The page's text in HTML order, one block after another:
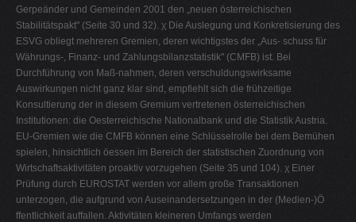
Gerpeänder und Gemeinden 2001 den „neuen österreichischen
Stabilitätspakt" (Seite 30 und 32). χ Die Auslegung und Konkretisierung des
ESVG obliegt mehreren Gremien, deren wichtigstes der „Aus- schuss für
Währungs-, Finanz- und Zahlungsbilanzstatistik" (CMFB) ist. Bei
Durchführung von Maß-nahmen, deren verschuldungswirksame
Auswirkungen nicht ganz klar sind, empfiehlt sich die frühzeitige
Konsultierung der in diesem Gremium vertretenen österreichischen
Institutionen: die Oesterreichische Nationalbank und die Statistik Austria.
EU-Gremien wie die CMFB können eine Schlüsselrolle bei dem Bemühen
spielen, hinsichtlich öessen im Bereich der statistischen Zuordnung von
Wirtschaftsaktivitäten proaktiv vorzugehen (Seite 35 und 104). χ Einer
Prüfung durch EUROSTAT werden vor allem große Transaktionen
unterzogen, die aufgrund von Auseinandersetzungen in der (Medien-)Ö
ffentlichkeit auffallen. Aktivitäten kleineren Umfangs werden